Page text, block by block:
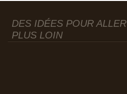
DES IDÉES POUR ALLER
PLUS LOIN